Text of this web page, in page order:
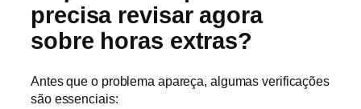
precisa revisar agora
sobre horas extras?
Antes que o problema apareça, algumas verificações
são essenciais: